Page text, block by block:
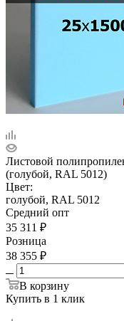
Листовой
(голубой, RAL 5012)
Цвет:
голубой, RAL 5012
Средний опт
35 311 ₽
Розница
38 355 ₽
В корзину
Купить в 1 клик